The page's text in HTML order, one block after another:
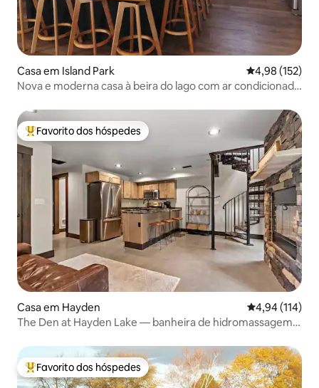
Casa em Island Park Classificação
4,98 (152)
Nova e moderna casa à beira do lago com ar condicionado
Favoritos dos hóspedes mais apreciados
Favorito dos hóspedes
Casa em Hayden Classificação
4,94 (114)
The Den at Hayden Lake — banheira de hidromassagem,
Favoritos dos hóspedes mais apreciados
Favorito dos hóspedes